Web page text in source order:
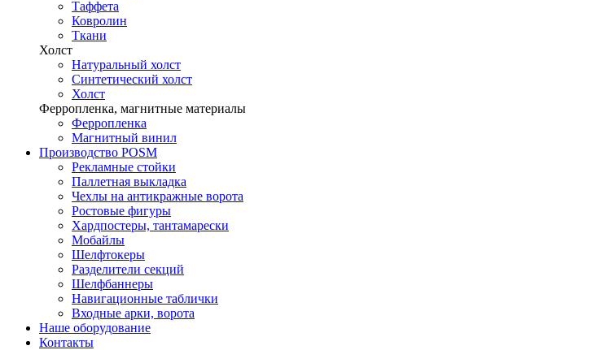
Таффета
Ковролин
Ткани
Холст
Натуральный холст
Синтетический холст
Холст
Ферропленка, магнитные материалы
Ферропленка
Магнитный винил
Производство POSM
Рекламные стойки
Паллетная выкладка
Чехлы на антикражные ворота
Ростовые фигуры
Хардпостеры, тантамарески
Мобайлы
Шелфтокеры
Разделители секций
Шелфбаннеры
Навигационные таблички
Входные арки, ворота
Наше оборудование
Контакты